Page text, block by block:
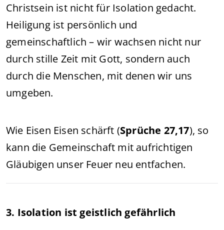
Christsein ist nicht für Isolation gedacht.
Heiligung ist persönlich und
gemeinschaftlich – wir wachsen nicht nur
durch stille Zeit mit Gott, sondern auch
durch die Menschen, mit denen wir uns
umgeben.
Wie Eisen Eisen schärft (Sprüche 27,17), so
kann die Gemeinschaft mit aufrichtigen
Gläubigen unser Feuer neu entfachen.
3. Isolation ist geistlich gefährlich